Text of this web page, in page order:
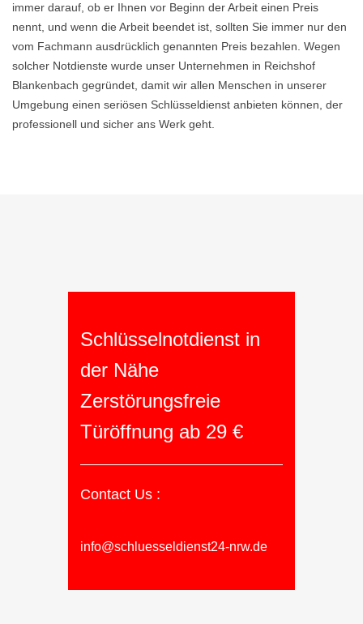
immer darauf, ob er Ihnen vor Beginn der Arbeit einen Preis
nennt, und wenn die Arbeit beendet ist, sollten Sie immer nur den
vom Fachmann ausdrücklich genannten Preis bezahlen. Wegen
solcher Notdienste wurde unser Unternehmen in Reichshof
Blankenbach gegründet, damit wir allen Menschen in unserer
Umgebung einen seriösen Schlüsseldienst anbieten können, der
professionell und sicher ans Werk geht.
Schlüsselnotdienst in
der Nähe
Zerstörungsfreie
Türöffnung ab 29 €
Contact Us :
info@schluesseldienst24-nrw.de